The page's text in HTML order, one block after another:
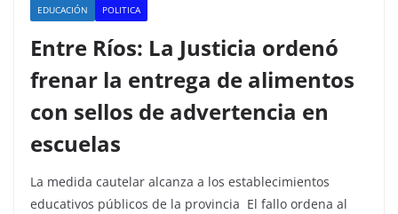
EDUCACIÓN POLITICA
Entre Ríos: La Justicia ordenó
frenar la entrega de alimentos
con sellos de advertencia en
escuelas
La medida cautelar alcanza a los establecimientos
educativos públicos de la provincia El fallo ordena al